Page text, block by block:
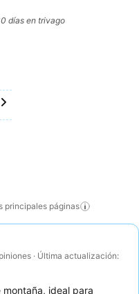
días en trivago
principales páginas
· Última actualización:
ideal para